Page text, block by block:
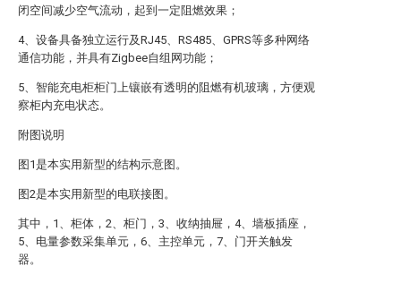
闭空间减少空气流动，起到一定阻燃效果；
4、设备具备独立运行及RJ45、RS485、GPRS等多种网络
通信功能，并具有Zigbee自组网功能；
5、智能充电柜柜门上镶嵌有透明的阻燃有机玻璃，方便观
察柜内充电状态。
附图说明
图1是本实用新型的结构示意图。
图2是本实用新型的电联接图。
其中，1、柜体，2、柜门，3、收纳抽屉，4、墙板插座，
5、电量参数采集单元，6、主控单元，7、门开关触发
器。